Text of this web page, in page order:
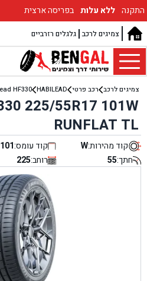
התקנה ללא עלות בפריסה ארצית
גלגלים רזרביים צמיגים לרכב
צמיגים לרכב רכב פרטי HABILEAD
HF330
225/55R17 101W
RUNFLAT TL
קוד מהירות:W קוד עומס:101
חתך:55 רוחב:225